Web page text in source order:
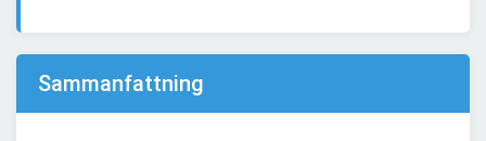
Sammanfattning